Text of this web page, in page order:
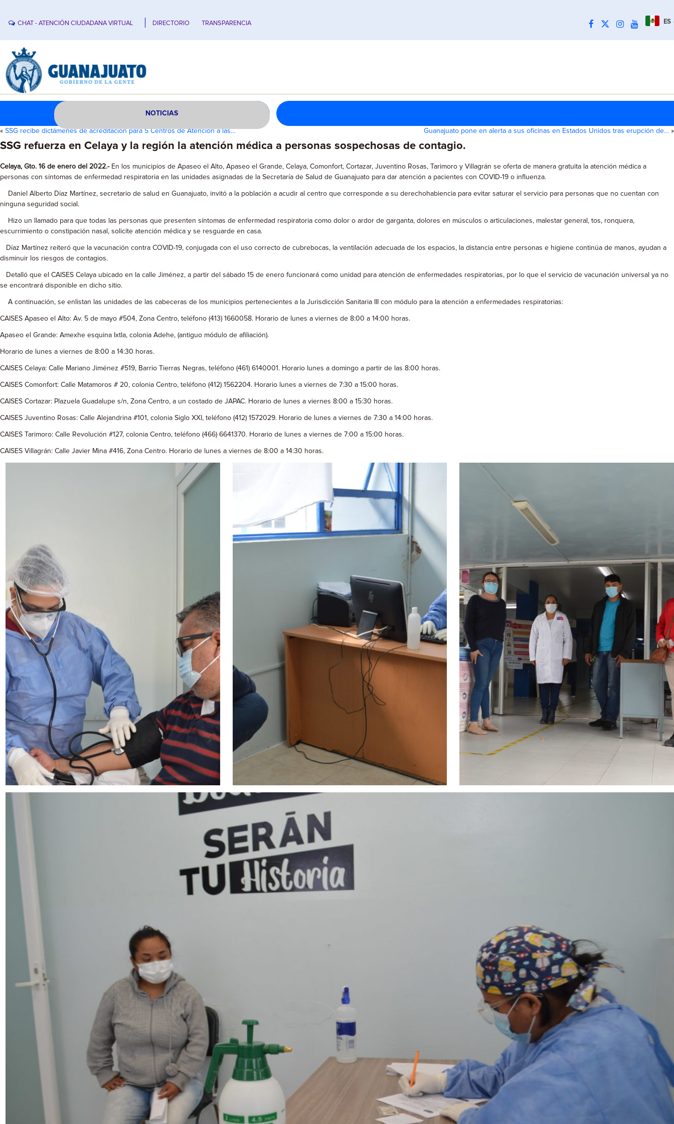
CHAT - ATENCIÓN CIUDADANA VIRTUAL DIRECTORIO TRANSPARENCIA ES
NOTICIAS
« SSG recibe dictámenes de acreditación para 5 Centros de Atención a las… Guanajuato pone en alerta a sus oficinas en Estados Unidos tras erupción de… »
SSG refuerza en Celaya y la región la atención médica a personas sospechosas de contagio.
Celaya, Gto. 16 de enero del 2022.- En los municipios de Apaseo el Alto, Apaseo el Grande, Celaya, Comonfort, Cortazar, Juventino Rosas, Tarimoro y Villagrán se oferta de manera gratuita la atención médica a
personas con síntomas de enfermedad respiratoria en las unidades asignadas de la Secretaría de Salud de Guanajuato para dar atención a pacientes con COVID-19 o influenza.
Daniel Alberto Díaz Martínez, secretario de salud en Guanajuato, invitó a la población a acudir al centro que corresponde a su derechohabiencia para evitar saturar el servicio para personas que no cuentan con
ninguna seguridad social.
Hizo un llamado para que todas las personas que presenten síntomas de enfermedad respiratoria como dolor o ardor de garganta, dolores en músculos o articulaciones, malestar general, tos, ronquera,
escurrimiento o constipación nasal, solicite atención médica y se resguarde en casa.
Díaz Martínez reiteró que la vacunación contra COVID-19, conjugada con el uso correcto de cubrebocas, la ventilación adecuada de los espacios, la distancia entre personas e higiene continúa de manos, ayudan a
disminuir los riesgos de contagios.
Detalló que el CAISES Celaya ubicado en la calle Jiménez, a partir del sábado 15 de enero funcionará como unidad para atención de enfermedades respiratorias, por lo que el servicio de vacunación universal ya no
se encontrará disponible en dicho sitio.
A continuación, se enlistan las unidades de las cabeceras de los municipios pertenecientes a la Jurisdicción Sanitaria III con módulo para la atención a enfermedades respiratorias:
CAISES Apaseo el Alto: Av. 5 de mayo #504, Zona Centro, teléfono (413) 1660058. Horario de lunes a viernes de 8:00 a 14:00 horas.
Apaseo el Grande: Amexhe esquina Ixtla, colonia Adehe, (antiguo módulo de afiliación).
Horario de lunes a viernes de 8:00 a 14:30 horas.
CAISES Celaya: Calle Mariano Jiménez #519, Barrio Tierras Negras, teléfono (461) 6140001. Horario lunes a domingo a partir de las 8:00 horas.
CAISES Comonfort: Calle Matamoros # 20, colonia Centro, teléfono (412) 1562204. Horario lunes a viernes de 7:30 a 15:00 horas.
CAISES Cortazar: Plazuela Guadalupe s/n, Zona Centro, a un costado de JAPAC. Horario de lunes a viernes 8:00 a 15:30 horas.
CAISES Juventino Rosas: Calle Alejandrina #101, colonia Siglo XXI, teléfono (412) 1572029. Horario de lunes a viernes de 7:30 a 14:00 horas.
CAISES Tarimoro: Calle Revolución #127, colonia Centro, teléfono (466) 6641370. Horario de lunes a viernes de 7:00 a 15:00 horas.
CAISES Villagrán: Calle Javier Mina #416, Zona Centro. Horario de lunes a viernes de 8:00 a 14:30 horas.